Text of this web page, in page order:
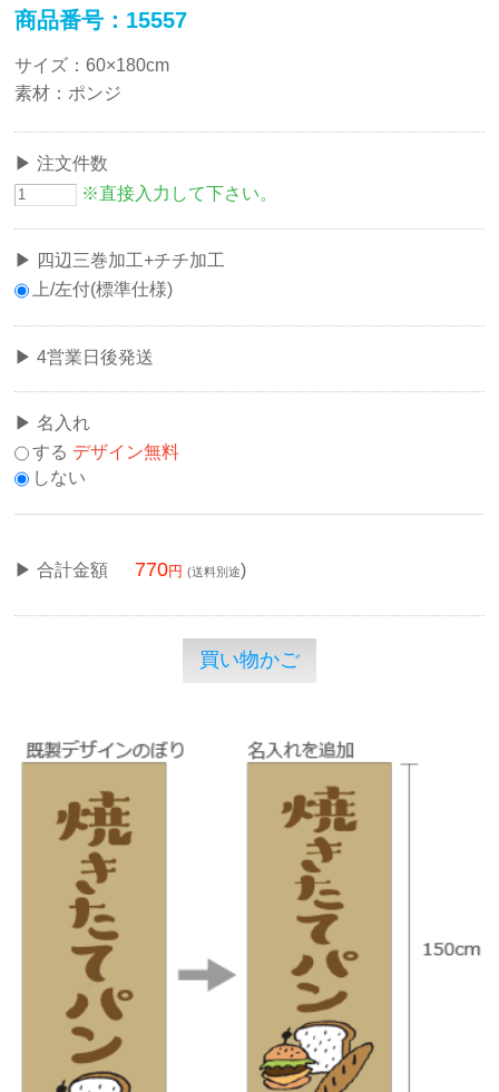
商品番号：15557
サイズ：60×180cm
素材：ポンジ
注文件数
※直接入力して下さい。
四辺三巻加工+チチ加工
上/左付(標準仕様)
4営業日後発送
名入れ
する デザイン無料
しない
合計金額 770 (送料別途)